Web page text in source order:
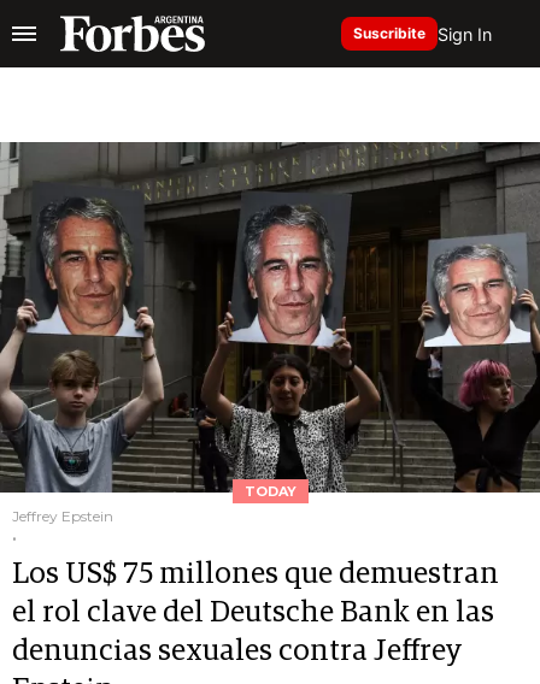
Suscribite Sign In
TODAY
Jeffrey Epstein
.
Los US$ 75 millones que demuestran
el rol clave del Deutsche Bank en las
denuncias sexuales contra Jeffrey